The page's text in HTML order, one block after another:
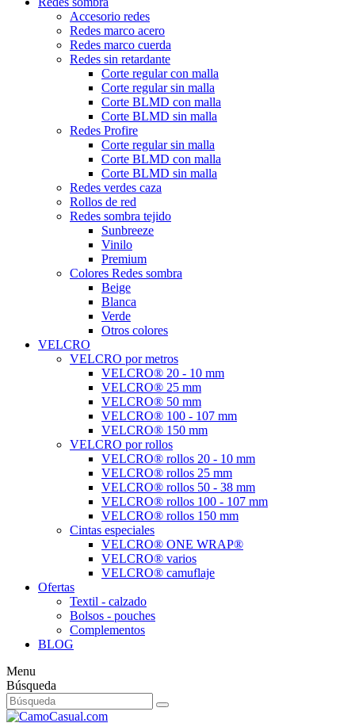
Accesorio redes
Redes marco acero
Redes marco cuerda
Redes sin retardante
Corte regular con malla
Corte regular sin malla
Corte BLMD con malla
Corte BLMD sin malla
Redes Profire
Corte regular sin malla
Corte BLMD con malla
Corte BLMD sin malla
Redes verdes caza
Rollos de red
Redes sombra tejido
Sunbreeze
Vinilo
Premium
Colores Redes sombra
Beige
Blanca
Verde
Otros colores
VELCRO
VELCRO por metros
VELCRO® 20 - 10 mm
VELCRO® 25 mm
VELCRO® 50 mm
VELCRO® 100 - 107 mm
VELCRO® 150 mm
VELCRO por rollos
VELCRO® rollos 20 - 10 mm
VELCRO® rollos 25 mm
VELCRO® rollos 50 - 38 mm
VELCRO® rollos 100 - 107 mm
VELCRO® rollos 150 mm
Cintas especiales
VELCRO® ONE WRAP®
VELCRO® varios
VELCRO® camuflaje
Ofertas
Textil - calzado
Bolsos - pouches
Complementos
BLOG
Menu
Búsqueda